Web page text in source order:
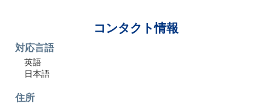
コンタクト情報
対応言語
英語
日本語
住所